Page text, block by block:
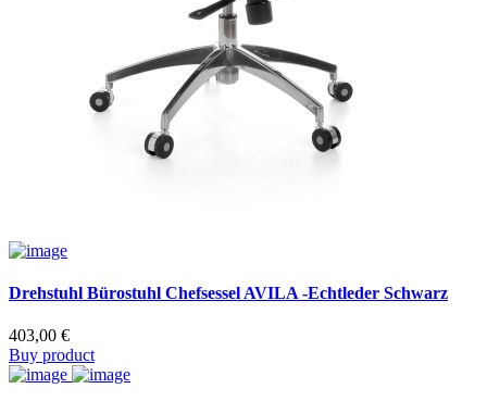
Drehstuhl Bürostuhl Chefsessel AVILA -Echtleder Schwarz
403,00 €
Buy product